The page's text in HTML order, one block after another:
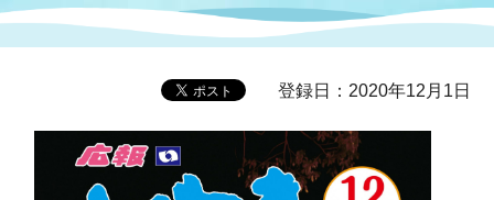
登録日：2020年12月1日